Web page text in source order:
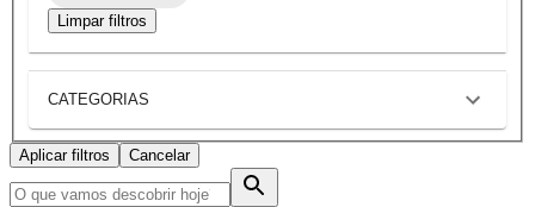
Limpar filtros
CATEGORIAS
Aplicar filtros Cancelar